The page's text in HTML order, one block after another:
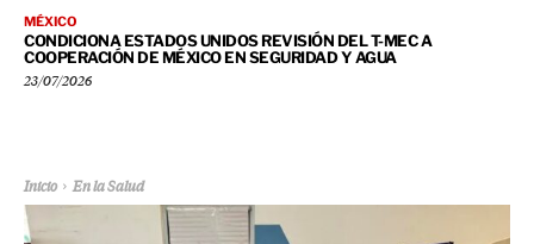
MÉXICO
CONDICIONA ESTADOS UNIDOS REVISIÓN DEL T-MEC A
COOPERACIÓN DE MÉXICO EN SEGURIDAD Y AGUA
23/07/2026